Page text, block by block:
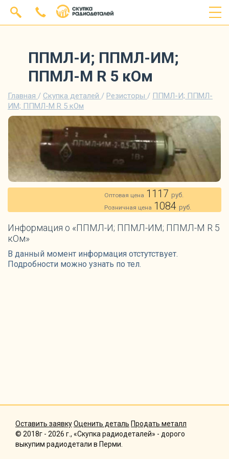
ППМЛ-И; ППМЛ-ИМ;
ППМЛ-М R 5 кОм
Главная / Скупка деталей / Резисторы / ППМЛ-И; ППМЛ-
ИМ; ППМЛ-М R 5 кОм
Оптовая цена 1117руб.
Розничная цена 1084руб.
Информация о «ППМЛ-И; ППМЛ-ИМ; ППМЛ-М R 5
кОм»
В данный момент информация отстутствует.
Подробности можно узнать по тел.
Оставить заявкуОценить деталь Продать металл
© 2018г - 2026 г., «Скупка радиодеталей» - дорого
выкупим радиодетали в Перми.